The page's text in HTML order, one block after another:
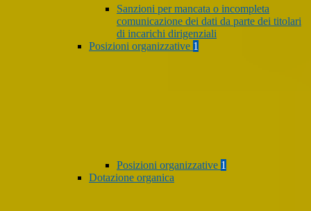
Sanzioni per mancata o incompleta
comunicazione dei dati da parte dei titolari
di incarichi dirigenziali
Posizioni organizzative 1
Posizioni organizzative 1
Dotazione organica